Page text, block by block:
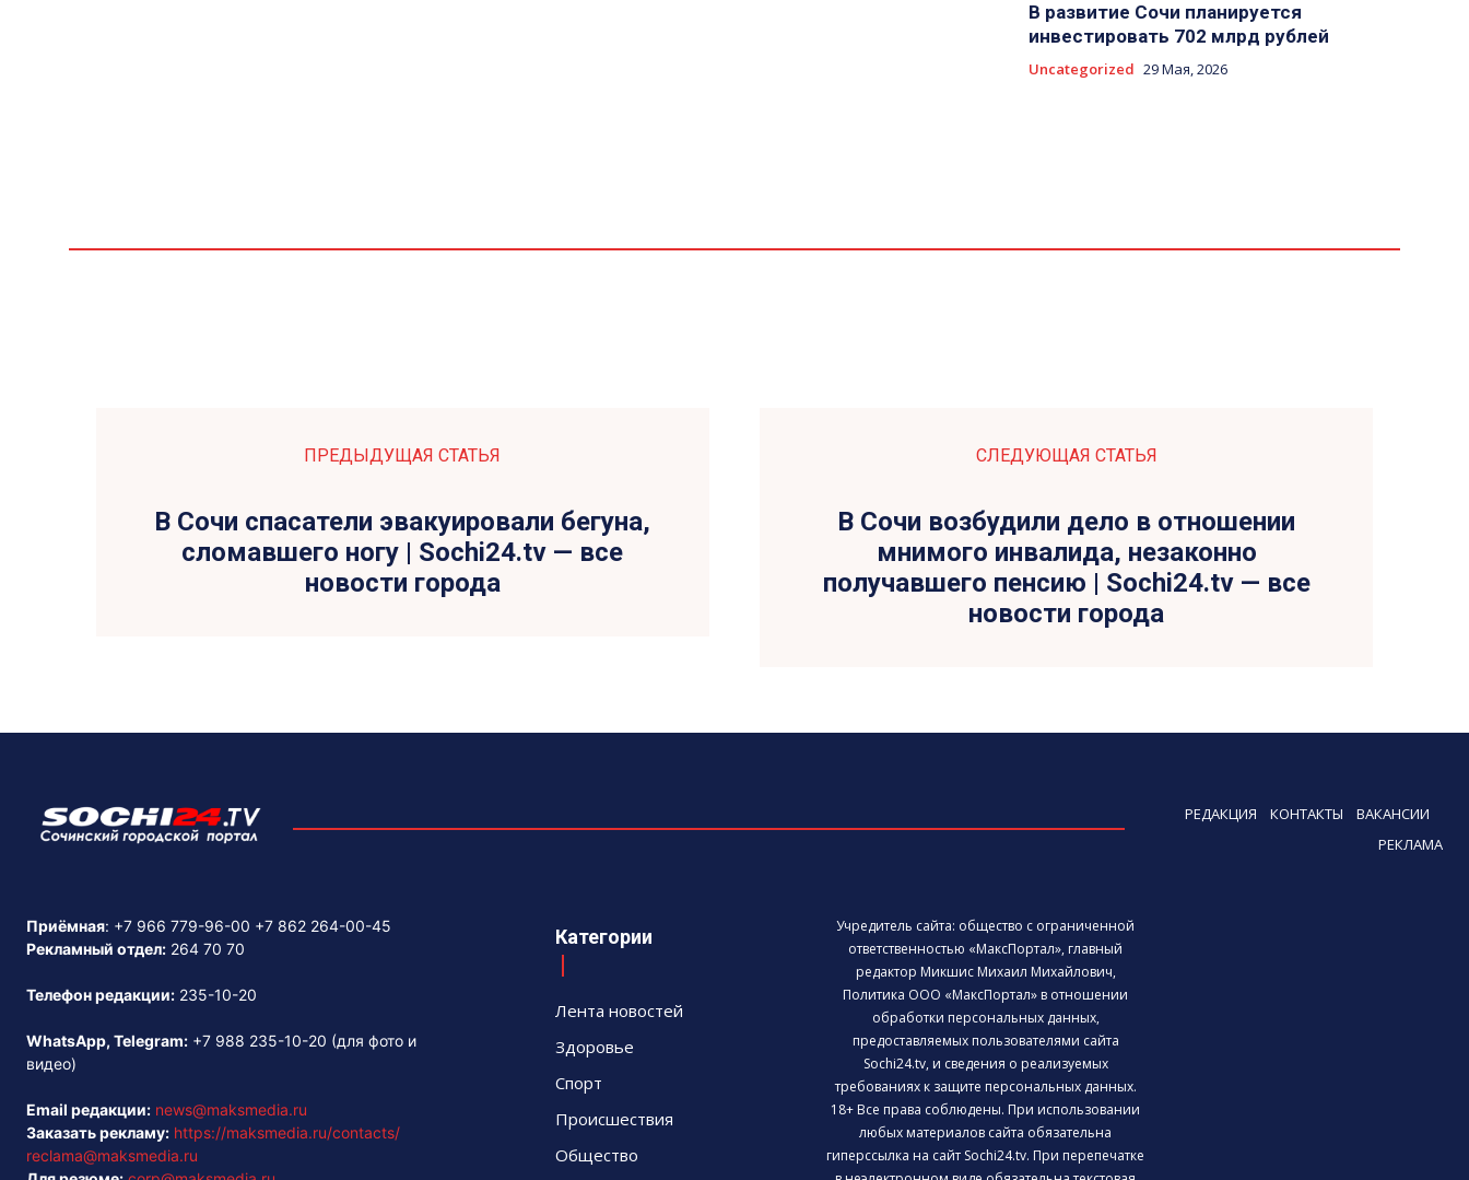
В развитие Сочи планируется
инвестировать 702 млрд рублей
Uncategorized 29 Мая, 2026
ПРЕДЫДУЩАЯ СТАТЬЯ
В Сочи спасатели эвакуировали бегуна,
сломавшего ногу | Sochi24.tv — все
новости города
СЛЕДУЮЩАЯ СТАТЬЯ
В Сочи возбудили дело в отношении
мнимого инвалида, незаконно
получавшего пенсию | Sochi24.tv — все
новости города
РЕДАКЦИЯ КОНТАКТЫ
ВАКАНСИИ
РЕКЛАМА
Приёмная: +7 966 779-96-00 +7 862 264-00-45
Рекламный отдел: 264 70 70
Телефон редакции: 235-10-20
WhatsApp, Telegram: +7 988 235-10-20 (для фото и
видео)
Email редакции: news@maksmedia.ru
Заказать рекламу: https://maksmedia.ru/contacts/
reclama@maksmedia.ru
Категории
Лента новостей
Здоровье
Спорт
Происшествия
Общество
Учредитель сайта: общество с ограниченной
ответственностью «МаксПортал», главный
редактор Микшис Михаил Михайлович,
Политика ООО «МаксПортал» в отношении
обработки персональных данных,
предоставляемых пользователями сайта
Sochi24.tv, и сведения о реализуемых
требованиях к защите персональных данных.
18+ Все права соблюдены. При использовании
любых материалов сайта обязательна
гиперссылка на сайт Sochi24.tv. При перепечатке